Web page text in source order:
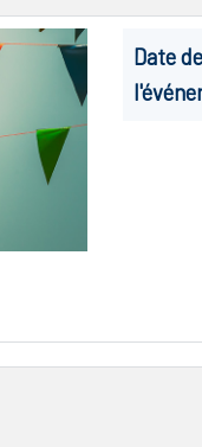
Date de